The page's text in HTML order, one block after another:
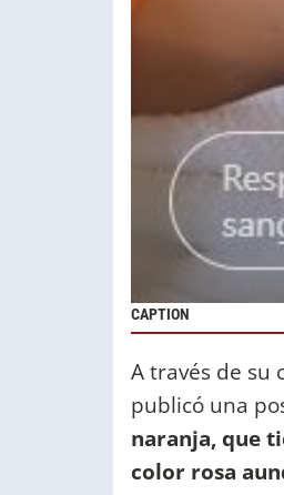
CAPTION
A través de su
publicó una
naranja, que
color rosa